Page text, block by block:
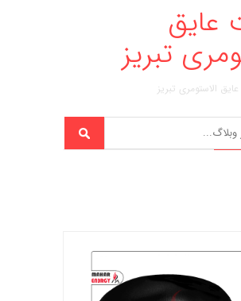
عایق
تبریز
الاستومری تبریز